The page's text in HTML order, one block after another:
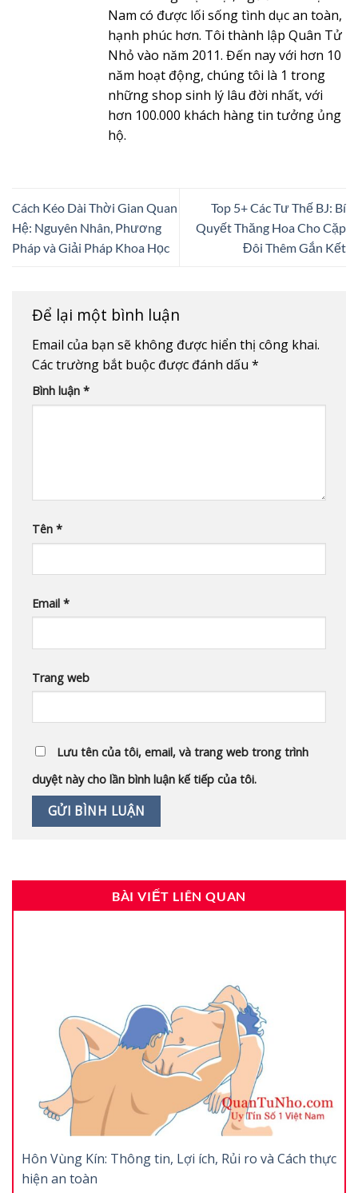
Nam có được lối sống tình dục an toàn,
hạnh phúc hơn. Tôi thành lập Quân Tử
Nhỏ vào năm 2011. Đến nay với hơn 10
năm hoạt động, chúng tôi là 1 trong
những shop sinh lý lâu đời nhất, với
hơn 100.000 khách hàng tin tưởng ủng
hộ.
Cách Kéo Dài Thời Gian Quan
Hệ: Nguyên Nhân, Phương
Pháp và Giải Pháp Khoa Học
Top 5+ Các Tư Thế BJ: Bí
Quyết Thăng Hoa Cho Cặp
Đôi Thêm Gắn Kết
Để lại một bình luận
Email của bạn sẽ không được hiển thị công khai.
Các trường bắt buộc được đánh dấu *
Bình luận *
Tên *
Email *
Trang web
Lưu tên của tôi, email, và trang web trong trình
duyệt này cho lần bình luận kế tiếp của tôi.
BÀI VIẾT LIÊN QUAN
Hôn Vùng Kín: Thông tin, Lợi ích, Rủi ro và Cách thực
hiện an toàn